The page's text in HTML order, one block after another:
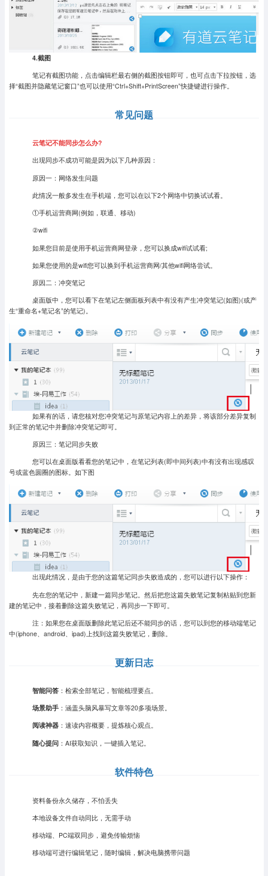
4.截图
笔记有截图功能，点击编辑栏最右侧的截图按钮即可，也可点击下拉按钮，选
择“截图并隐藏笔记窗口”也可以使用“Ctrl+Shift+PrintScreen”快捷键进行操作。
常见问题
云笔记不能同步怎么办?
出现同步不成功可能是因为以下几种原因：
原因一：网络发生问题
此情况一般多发生在手机端，您可以在以下2个网络中切换试试看。
①手机运营商网(例如，联通、移动)
②wifi
如果您目前是使用手机运营商网登录，您可以换成wifi试试看;
如果您使用的是wifi您可以换到手机运营商网/其他wifi网络尝试。
原因二：冲突笔记
桌面版中，您可以看下在笔记左侧面板列表中有没有产生冲突笔记(如图)(或产
生“重命名+笔记名”的笔记)。
如果有的话，请您核对您冲突笔记与原笔记内容上的差异，将该部分差异复制
到正常的笔记中并删除冲突笔记即可。
原因三：笔记同步失败
您可以在桌面版看看您的笔记中，在笔记列表(即中间列表)中有没有出现感叹
号或蓝色圆圈的图标。如下图
出现此情况，是由于您的这篇笔记同步失败造成的，您可以进行以下操作：
先在您的笔记中，新建一篇同步笔记。然后把您这篇失败笔记复制粘贴到您新
建的笔记中，接着删除这篇失败笔记，再同步一下即可。
注：如果您在桌面版删除此笔记后还不能同步的话，您可以到您的移动端笔记
中(iphone、android、ipad)上找到这篇失败笔记，删除。
更新日志
智能问答 ：检索全部笔记，智能梳理要点。
场景助手 ：涵盖头脑风暴写文章等20多项场景。
阅读神器 ：速读内容概要，提炼核心观点。
随心提问 ：AI获取知识，一键插入笔记。
软件特色
资料备份永久储存，不怕丢失
本地设备文件自动同比，无需手动
移动端、PC端双同步，避免传输烦恼
移动端可进行编辑笔记，随时编辑，解决电脑携带问题